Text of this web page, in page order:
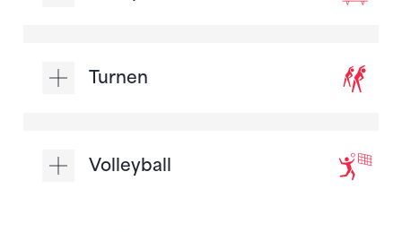
Turnen
Volleyball